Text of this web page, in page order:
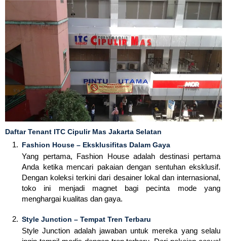
Daftar Tenant ITC Cipulir Mas Jakarta Selatan
Fashion House – Eksklusifitas Dalam Gaya
Yang pertama, Fashion House adalah destinasi pertama
Anda ketika mencari pakaian dengan sentuhan eksklusif.
Dengan koleksi terkini dari desainer lokal dan internasional,
toko ini menjadi magnet bagi pecinta mode yang
menghargai kualitas dan gaya.
Style Junction – Tempat Tren Terbaru
Style Junction adalah jawaban untuk mereka yang selalu